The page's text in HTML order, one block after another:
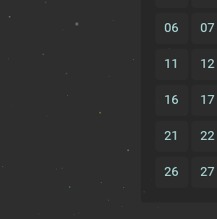
06 07
11 12
16 17
21 22
26 27